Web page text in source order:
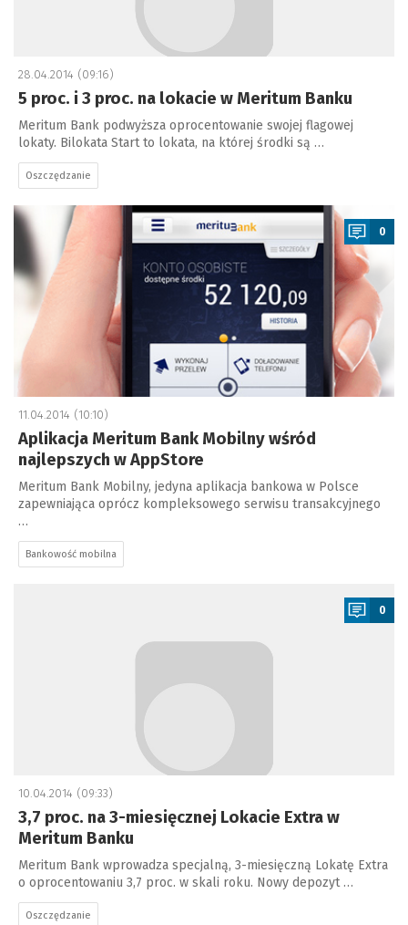
28.04.2014 (09:16)
5 proc. i 3 proc. na lokacie w Meritum Banku
Meritum Bank podwyższa oprocentowanie swojej flagowej
lokaty. Bilokata Start to lokata, na której środki są …
Oszczędzanie
a
0
11.04.2014 (10:10)
Aplikacja Meritum Bank Mobilny wśród
najlepszych w AppStore
Meritum Bank Mobilny, jedyna aplikacja bankowa w Polsce
zapewniająca oprócz kompleksowego serwisu transakcyjnego
…
Bankowość mobilna
0
10.04.2014 (09:33)
3,7 proc. na 3-miesięcznej Lokacie Extra w
Meritum Banku
Meritum Bank wprowadza specjalną, 3-miesięczną Lokatę Extra
o oprocentowaniu 3,7 proc. w skali roku. Nowy depozyt …
Oszczędzanie